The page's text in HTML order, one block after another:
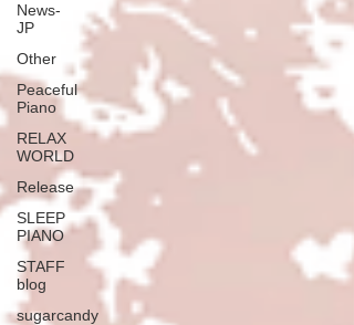
News-
JP
Other
Peaceful
Piano
RELAX
WORLD
Release
SLEEP
PIANO
STAFF
blog
sugarcandy